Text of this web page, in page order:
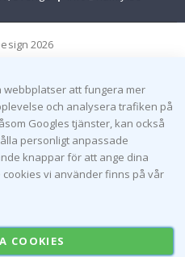
2026
att fungera mer
och analysera trafiken på
Googles tjänster, kan också
personligt anpassade
knappar för att ange dina
vi använder finns på vår
COOKIES